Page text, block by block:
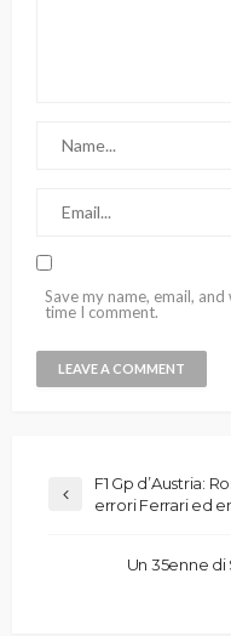
Save my name, email,
time I comment.
F1 Gp d’Austria:
errori Ferrari ed
Un 35enne